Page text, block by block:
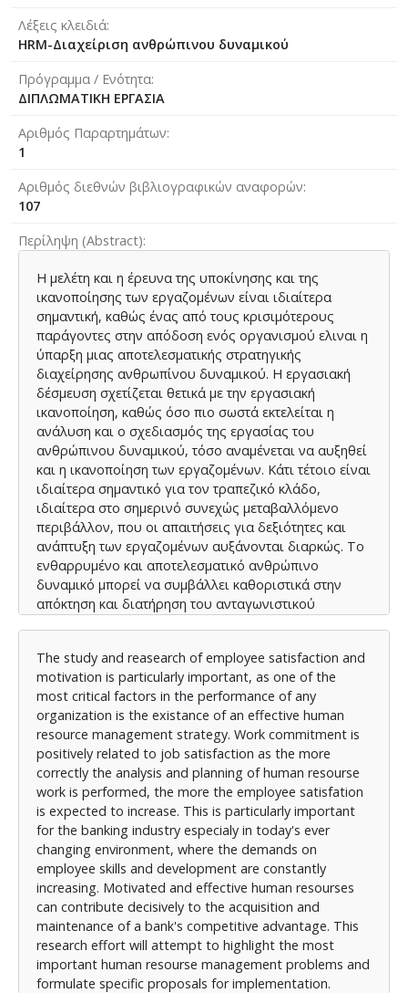
Λέξεις κλειδιά
HRM-Διαχείριση ανθρώπινου δυναμικού
Πρόγραμμα / Ενότητα
ΔΙΠΛΩΜΑΤΙΚΗ ΕΡΓΑΣΙΑ
Αριθμός Παραρτημάτων
1
Αριθμός διεθνών βιβλιογραφικών αναφορών
107
Περίληψη (Abstract)
Η μελέτη και η έρευνα της υποκίνησης και της
ικανοποίησης των εργαζομένων είναι ιδιαίτερα
σημαντική, καθώς ένας από τους κρισιμότερους
παράγοντες στην απόδοση ενός οργανισμού ελιναι η
ύπαρξη μιας αποτελεσματικής στρατηγικής
διαχείρησης ανθρωπίνου δυναμικού. Η εργασιακή
δέσμευση σχετίζεται θετικά με την εργασιακή
ικανοποίηση, καθώς όσο πιο σωστά εκτελείται η
ανάλυση και ο σχεδιασμός της εργασίας του
ανθρώπινου δυναμικού, τόσο αναμένεται να αυξηθεί
και η ικανοποίηση των εργαζομένων. Κάτι τέτοιο είναι
ιδιαίτερα σημαντικό για τον τραπεζικό κλάδο,
ιδιαίτερα στο σημερινό συνεχώς μεταβαλλόμενο
περιβάλλον, που οι απαιτήσεις για δεξιότητες και
ανάπτυξη των εργαζομένων αυξάνονται διαρκώς. Το
ενθαρρυμένο και αποτελεσματικό ανθρώπινο
δυναμικό μπορεί να συμβάλλει καθοριστικά στην
απόκτηση και διατήρηση του ανταγωνιστικού
σημαντικότερα προβλήματα διαχείρησης του
ανθρώπινου δυναμικού και να διατυπώσει
συγκεκριμένες προτάσεις προς εφαρμογή.
The study and reasearch of employee satisfaction and
motivation is particularly important, as one of the
most critical factors in the performance of any
organization is the existance of an effective human
resource management strategy. Work commitment is
positively related to job satisfaction as the more
correctly the analysis and planning of human resourse
work is performed, the more the employee satisfation
is expected to increase. This is particularly important
for the banking industry especialy in today's ever
changing environment, where the demands on
employee skills and development are constantly
increasing. Motivated and effective human resourses
can contribute decisively to the acquisition and
maintenance of a bank's competitive advantage. This
research effort will attempt to highlight the most
important human resourse management problems and
formulate specific proposals for implementation.